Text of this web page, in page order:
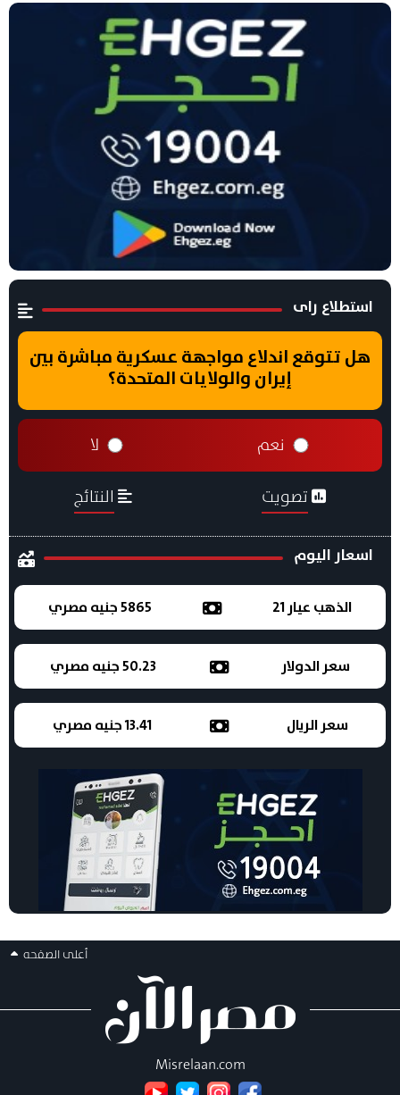
استطلاع راى
هل تتوقع اندلاع مواجهة عسكرية مباشرة بين
إيران والولايات المتحدة؟
نعم لا
تصويت النتائج
اسعار اليوم
الذهب عيار 21 5865 جنيه مصري
سعر الدولار 50.23 جنيه مصري
سعر الريال 13.41 جنيه مصري
أعلى الصفحه
Misrelaan.com